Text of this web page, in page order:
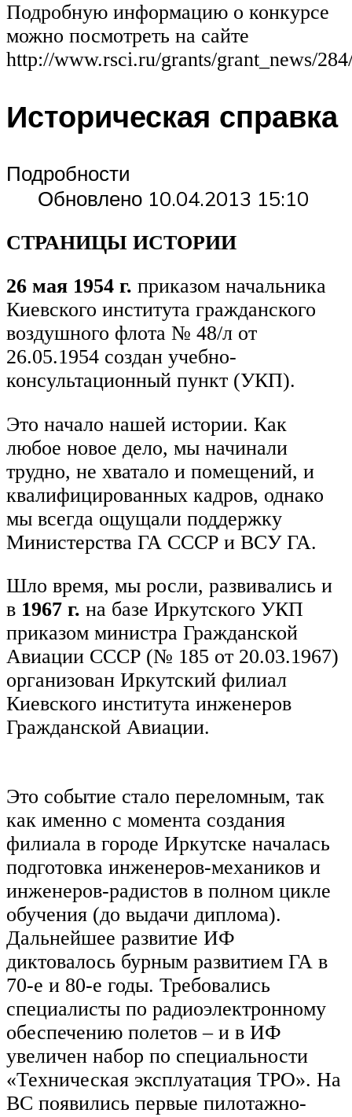
Подробную информацию о конкурсе
можно посмотреть на сайте
http://www.rsci.ru/grants/grant_news/
Историческая справка
Подробности
Обновлено 10.04.2013 15:10
СТРАНИЦЫ ИСТОРИИ
26 мая 1954 г. приказом начальника
Киевского института гражданского
воздушного флота № 48/л от
26.05.1954 создан учебно-
консультационный пункт (УКП).
Это начало нашей истории. Как
любое новое дело, мы начинали
трудно, не хватало и помещений, и
квалифицированных кадров, однако
мы всегда ощущали поддержку
Министерства ГА СССР и ВСУ ГА.
Шло время, мы росли, развивались и
в 1967 г. на базе Иркутского УКП
приказом министра Гражданской
Авиации СССР (№ 185 от 20.03.1967)
организован Иркутский филиал
Киевского института инженеров
Гражданской Авиации.
Это событие стало переломным, так
как именно с момента создания
филиала в городе Иркутске началась
подготовка инженеров-механиков и
инженеров-радистов в полном цикле
обучения (до выдачи диплома).
Дальнейшее развитие ИФ
диктовалось бурным развитием ГА в
70-е и 80-е годы. Требовались
специалисты по радиоэлектронному
обеспечению полетов – и в ИФ
увеличен набор по специальности
«Техническая эксплуатация ТРО». На
ВС появились первые пилотажно-